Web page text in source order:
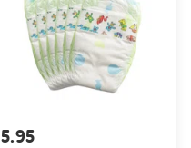
5.95